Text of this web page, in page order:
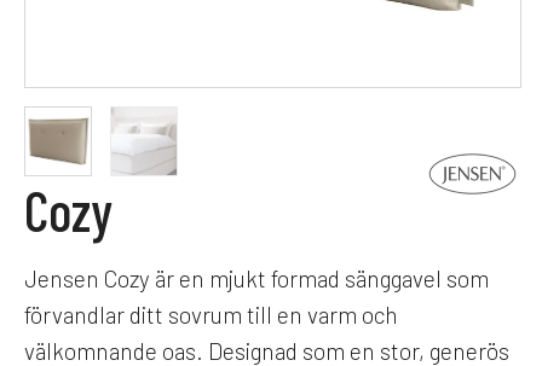
Cozy
Jensen Cozy är en mjukt formad sänggavel som
förvandlar ditt sovrum till en varm och
välkomnande oas. Designad som en stor, generös